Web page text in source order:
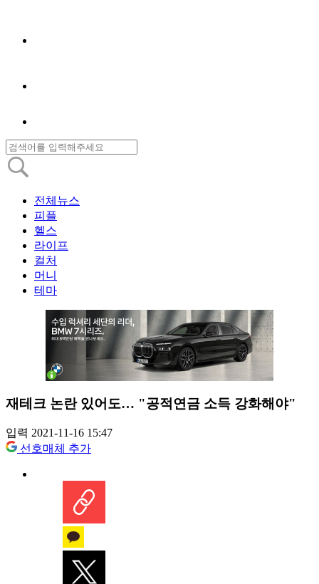
전체뉴스
피플
헬스
라이프
컬처
머니
테마
재테크 논란 있어도… "공적연금 소득 강화해야"
입력 2021-11-16 15:47
선호매체 추가